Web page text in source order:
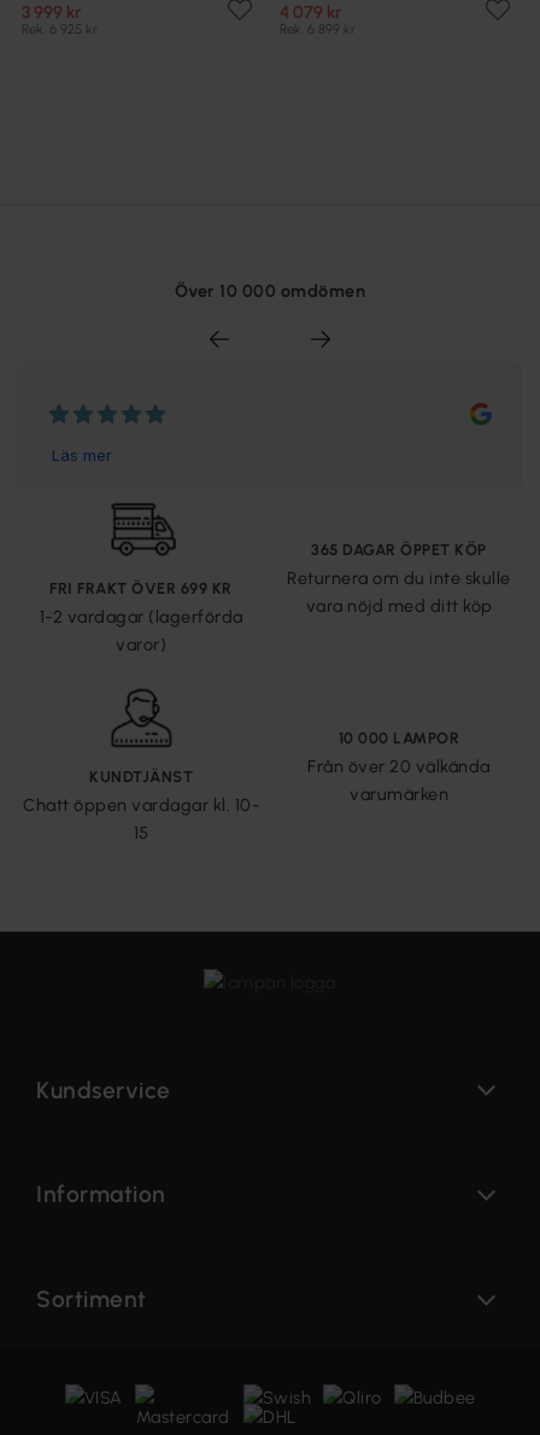
3 999 kr
Rek. 6 925 kr
4 079 kr
Rek. 6 899 kr
Över 10 000 omdömen
FRI FRAKT ÖVER 699 KR
1-2 vardagar (lagerförda
varor)
365 DAGAR ÖPPET KÖP
Returnera om du inte skulle
vara nöjd med ditt köp
KUNDTJÄNST
Chatt öppen vardagar kl. 10-
15
10 000 LAMPOR
Från över 20 välkända
varumärken
Kundservice
Information
Sortiment